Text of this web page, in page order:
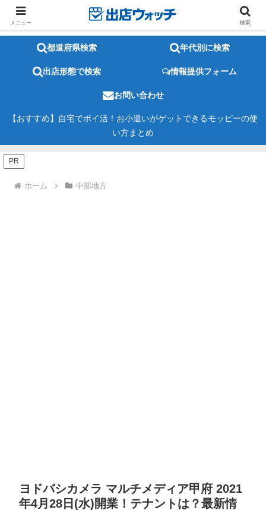
都道府県検索 年代別に検索
出店形態で検索 情報提供フォーム
お問い合わせ
【おすすめ】自宅でポイ活！お小遣いがゲットできるモッピーの使
い方まとめ
PR
ホーム 中部地方
ヨドバシカメラ マルチメディア甲府 2021
年4月28日(水)開業！テナントは？最新情
メニュー 検索